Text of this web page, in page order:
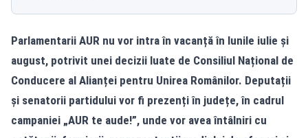
Parlamentarii AUR nu vor intra în vacanță în lunile iulie și
august, potrivit unei decizii luate de Consiliul Național de
Conducere al Alianței pentru Unirea Românilor. Deputații
și senatorii partidului vor fi prezenți în județe, în cadrul
campaniei „AUR te aude!”, unde vor avea întâlniri cu